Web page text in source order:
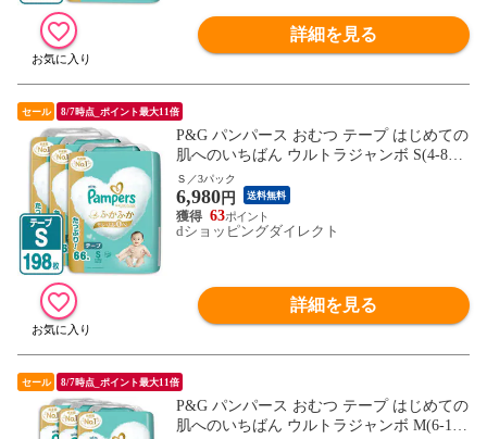
詳細を見る
セール 8/7時点_ポイント最大11倍
P&G パンパース おむつ テープ はじめての
肌へのいちばん ウルトラジャンボ S(4-8kg)
198枚(66枚×3パック) 4987176206954
Ｓ／3パック
6,980円 送料無料
63
dショッピングダイレクト
詳細を見る
セール 8/7時点_ポイント最大11倍
P&G パンパース おむつ テープ はじめての
肌へのいちばん ウルトラジャンボ M(6-11k